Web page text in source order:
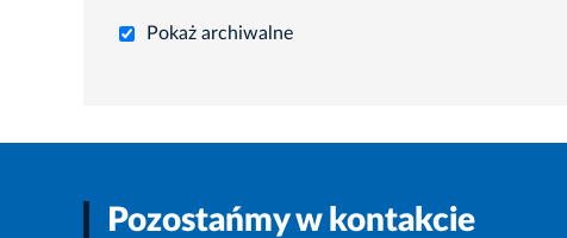
Pokaż archiwalne
Pozostańmy w kontakcie